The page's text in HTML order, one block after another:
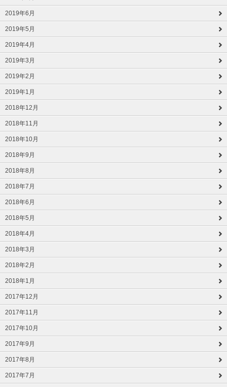
2019年6月
2019年5月
2019年4月
2019年3月
2019年2月
2019年1月
2018年12月
2018年11月
2018年10月
2018年9月
2018年8月
2018年7月
2018年6月
2018年5月
2018年4月
2018年3月
2018年2月
2018年1月
2017年12月
2017年11月
2017年10月
2017年9月
2017年8月
2017年7月